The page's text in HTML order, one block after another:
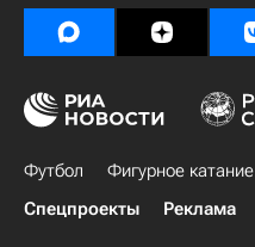
Футбол Фигурное катание
Спецпроекты
Реклама